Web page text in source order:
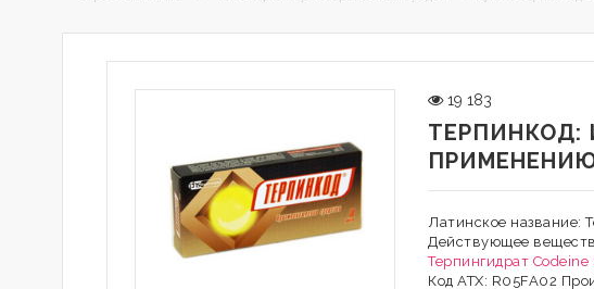
19 183
ТЕРПИНКОД:
Латинское название:
Действующее
Терпингидрат Codeine
Код АТХ: R05FA02